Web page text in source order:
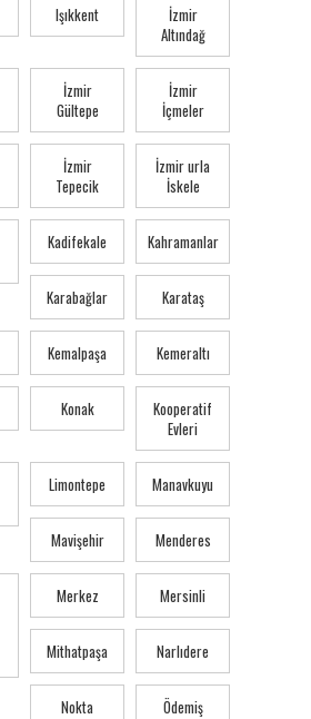
Işıkkent
İzmir
Altındağ
İzmir
Gültepe
İzmir
İçmeler
İzmir
Tepecik
İzmir urla
İskele
Kadifekale Kahramanlar
Karabağlar Karataş
Kemalpaşa Kemeraltı
Konak
Kooperatif
Evleri
Limontepe Manavkuyu
Mavişehir Menderes
Merkez Mersinli
Mithatpaşa Narlıdere
Nokta Ödemiş